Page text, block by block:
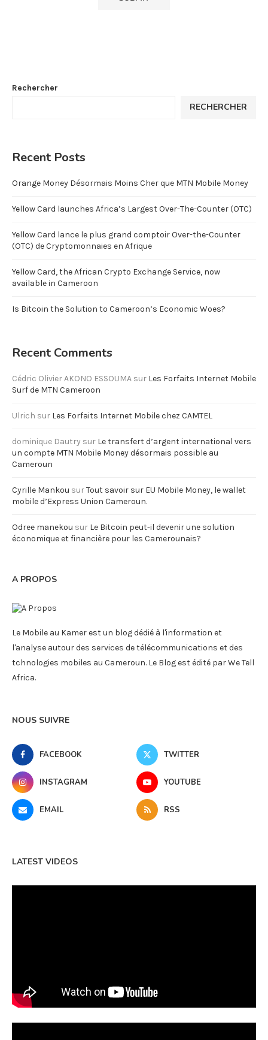
Rechercher
RECHERCHER
Recent Posts
Orange Money Désormais Moins Cher que MTN Mobile Money
Yellow Card launches Africa’s Largest Over-The-Counter (OTC)
Yellow Card lance le plus grand comptoir Over-the-Counter
(OTC) de Cryptomonnaies en Afrique
Yellow Card, the African Crypto Exchange Service, now
available in Cameroon
Is Bitcoin the Solution to Cameroon’s Economic Woes?
Recent Comments
Cédric Olivier AKONO ESSOUMA sur Les Forfaits Internet Mobile
Surf de MTN Cameroon
Ulrich sur Les Forfaits Internet Mobile chez CAMTEL
dominique Dautry sur Le transfert d’argent international vers
un compte MTN Mobile Money désormais possible au
Cameroun
Cyrille Mankou surTout savoir sur EU Mobile Money, le wallet
mobile d’Express Union Cameroun.
Odree manekou sur Le Bitcoin peut-il devenir une solution
économique et financière pour les Camerounais?
A PROPOS
Le Mobile au Kamer est un blog dédié à l'information et
l'analyse autour des services de télécommunications et des
tchnologies mobiles au Cameroun. Le Blog est édité par We Tell
Africa.
NOUS SUIVRE
FACEBOOK TWITTER
INSTAGRAM YOUTUBE
EMAIL RSS
LATEST VIDEOS